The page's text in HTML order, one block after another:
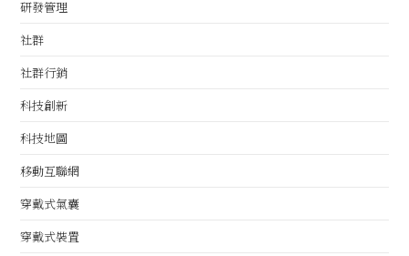
研發管理
社群
社群行銷
科技創新
科技地圖
移動互聯網
穿戴式氣囊
穿戴式裝置